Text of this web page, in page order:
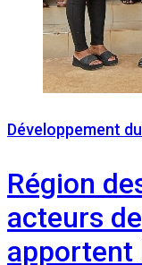
Développement
Région
acteurs
apportent